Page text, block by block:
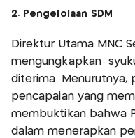
2. Pengelolaan SDM
Direktur Utama MNC
mengungkapkan
diterima. Menurutnya,
pencapaian yang
membuktikan bahwa
dalam menerapkan